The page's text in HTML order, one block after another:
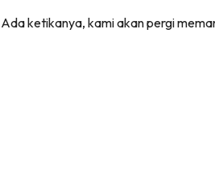
Ada ketikanya, kami akan pergi